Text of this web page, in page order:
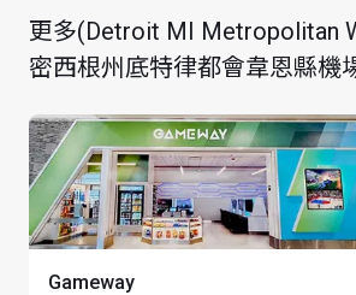
無穿著要求
最多可逗留 3 小時
律都會韋恩縣機場外遊離境登機證
最長逗留時間：3 小時
更多(Detroit MI Metropolitan
密西根州底特律都會韋恩縣機
Gameway